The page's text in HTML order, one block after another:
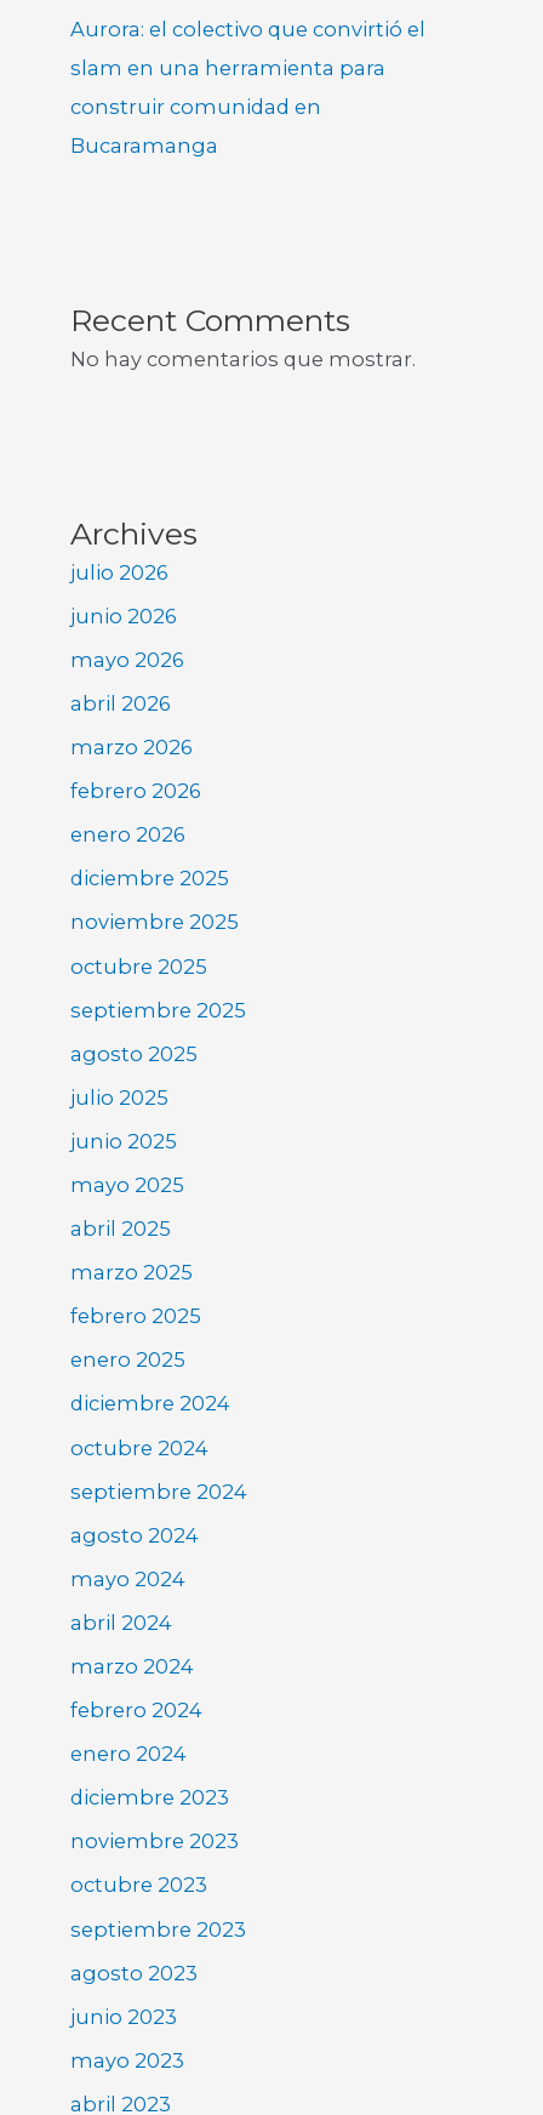
Aurora: el colectivo que convirtió el
slam en una herramienta para
construir comunidad en
Bucaramanga
Recent Comments
No hay comentarios que mostrar.
Archives
julio 2026
junio 2026
mayo 2026
abril 2026
marzo 2026
febrero 2026
enero 2026
diciembre 2025
noviembre 2025
octubre 2025
septiembre 2025
agosto 2025
julio 2025
junio 2025
mayo 2025
abril 2025
marzo 2025
febrero 2025
enero 2025
diciembre 2024
octubre 2024
septiembre 2024
agosto 2024
mayo 2024
abril 2024
marzo 2024
febrero 2024
enero 2024
diciembre 2023
noviembre 2023
octubre 2023
septiembre 2023
agosto 2023
junio 2023
mayo 2023
abril 2023